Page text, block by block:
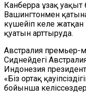
Канберра ұзақ
Вашингтонмен
күшейіп келе
қуатын арттыруда.
Австралия премьер-
Сиднейдегі
Индонезия
«Біз ортақ
бойынша